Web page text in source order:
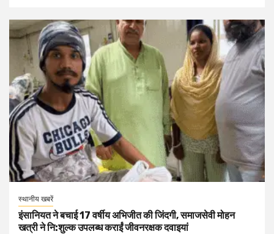
स्थानीय खबरें
इंसानियत ने बचाई 17 वर्षीय अभिजीत की जिंदगी, समाजसेवी मोहन
खत्री ने नि:शुल्क उपलब्ध कराईं जीवनरक्षक दवाइयां